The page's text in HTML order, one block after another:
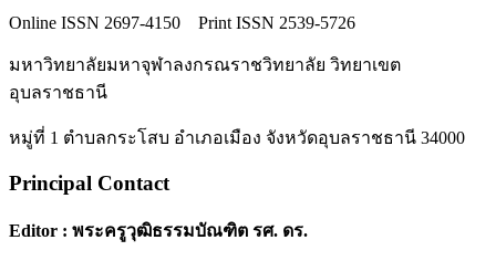
Online ISSN 2697-4150 Print ISSN 2539-5726
มหาวิทยาลัยมหาจุฬาลงกรณราชวิทยาลัย วิทยาเขต
อุบลราชธานี
หมู่ที่ 1 ตำบลกระโสบ อำเภอเมือง จังหวัดอุบลราชธานี 34000
Principal Contact
Editor : พระครูวุฒิธรรมบัณฑิต รศ. ดร.